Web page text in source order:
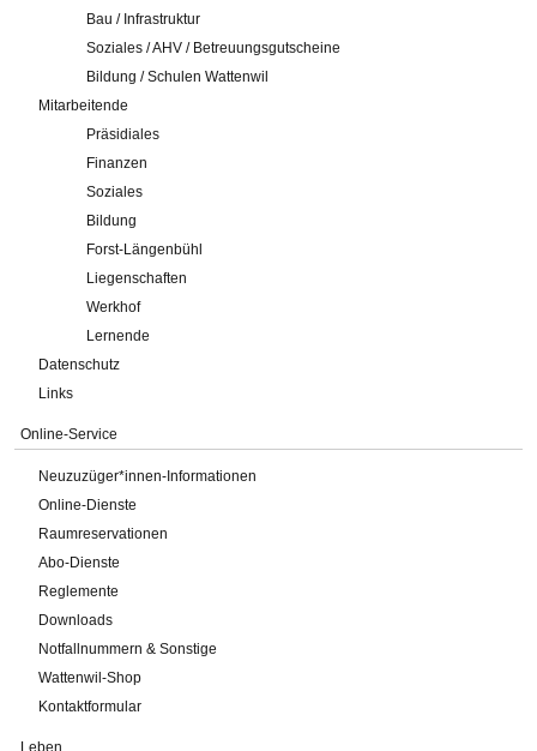
Bau / Infrastruktur
Soziales / AHV / Betreuungsgutscheine
Bildung / Schulen Wattenwil
Mitarbeitende
Präsidiales
Finanzen
Soziales
Bildung
Forst-Längenbühl
Liegenschaften
Werkhof
Lernende
Datenschutz
Links
Online-Service
Neuzuzüger*innen-Informationen
Online-Dienste
Raumreservationen
Abo-Dienste
Reglemente
Downloads
Notfallnummern & Sonstige
Wattenwil-Shop
Kontaktformular
Leben